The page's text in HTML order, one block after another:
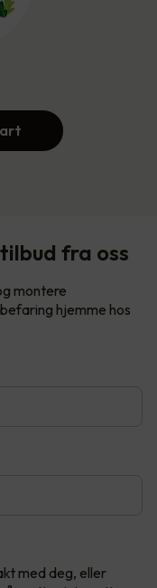
fra oss
montere
hjemme hos
med deg, eller